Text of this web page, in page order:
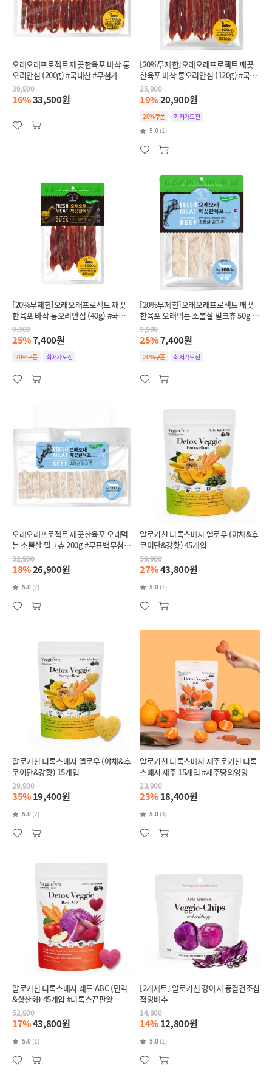
오래오래프로젝트 깨끗한육포 바삭 통
오리안심 (200g) #국내산 #무첨가
39,900
16%33,500원
[20%무제한]오래오래프로젝트 깨끗
한육포 바삭 통오리안심 (120g) #국내
산 #무첨가
25,900
19%20,900원
20%쿠폰
최저가도전
5.0 (1)
[20%무제한]오래오래프로젝트 깨끗
한육포 바삭 통오리안심 (40g) #국내산
#무첨가
9,900
25%7,400원
20%쿠폰 최저가도전
[20%무제한]오래오래프로젝트 깨끗
한육포 오래먹는 소뽈살 밀크츄 50g #
무표백무첨가 #자연방목소
9,900
25%7,400원
20%쿠폰 최저가도전
오래오래프로젝트 깨끗한육포 오래먹
는 소뽈살 밀크츄 200g #무표백무첨가
#자연방목소
32,900
18%26,900원
5.0 (2)
알로키친 디톡스베지 옐로우 (야채&후
코이단&강황) 45개입
59,900
27%43,800원
5.0 (1)
알로키친 디톡스베지 옐로우 (야채&후
코이단&강황) 15개입
29,900
35%19,400원
5.0 (2)
알로키친 디톡스베지 제주로키친 디톡
스베지 제주 15개입 #제주땅의영양
23,900
23%18,400원
5.0 (3)
알로키친 디톡스베지 레드 ABC (면역
&항산화) 45개입 #디톡스끝판왕
52,900
17%43,800원
5.0 (1)
[2개세트] 알로키친 강아지 동결건조칩
적양배추
14,800
14%12,800원
5.0 (1)